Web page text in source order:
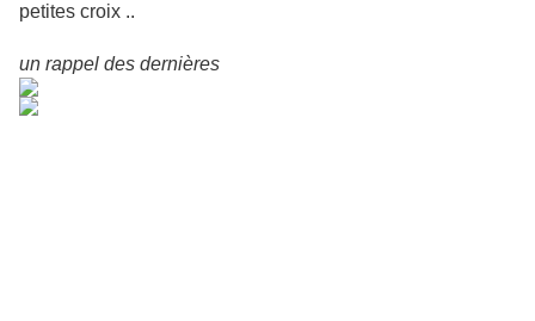
petites croix ..
un rappel des dernières